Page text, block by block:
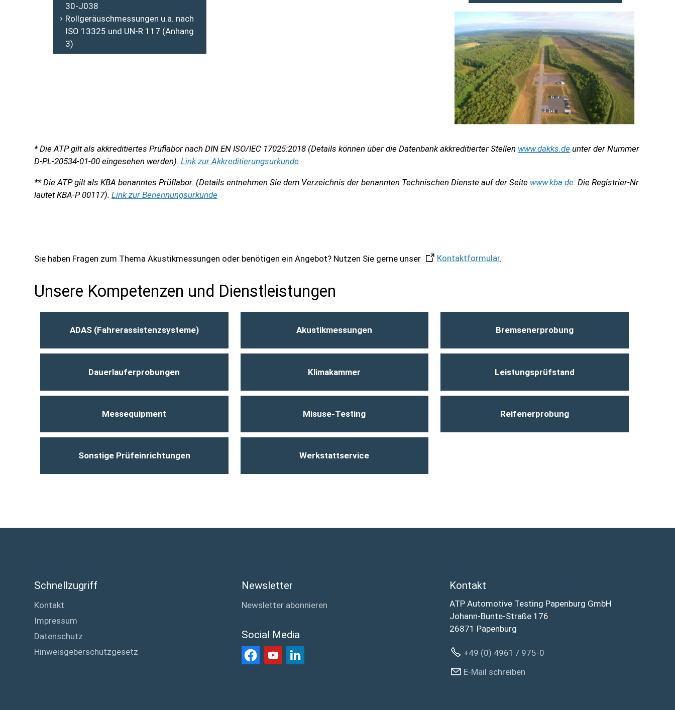
30-J038
Rollgeräuschmessungen u.a. nach
ISO 13325 und UN-R 117 (Anhang
3)
* Die ATP gilt als akkreditiertes Prüflabor nach DIN EN ISO/IEC 17025:2018 (Details können über die Datenbank akkreditierter Stellen www.dakks.de unter der Nummer
D-PL-20534-01-00 eingesehen werden). Link zur Akkreditierungsurkunde
** Die ATP gilt als KBA benanntes Prüflabor. (Details entnehmen Sie dem Verzeichnis der benannten Technischen Dienste auf der Seite www.kba.de. Die Registrier-Nr.
lautet KBA-P 00117). Link zur Benennungsurkunde
Sie haben Fragen zum Thema Akustikmessungen oder benötigen ein Angebot? Nutzen Sie gerne unser Kontaktformular.
Unsere Kompetenzen und Dienstleistungen
ADAS (Fahrerassistenzsysteme) Akustikmessungen Bremsenerprobung
Dauerlauferprobungen Klimakammer Leistungsprüfstand
Messequipment Misuse-Testing Reifenerprobung
Sonstige Prüfeinrichtungen Werkstattservice
Schnellzugriff
Kontakt
Impressum
Datenschutz
Hinweisgeberschutzgesetz
Newsletter
Newsletter abonnieren
Social Media
Kontakt
ATP Automotive Testing Papenburg GmbH
Johann-Bunte-Straße 176
26871 Papenburg
+49 (0) 4961 / 975-0
E-Mail schreiben